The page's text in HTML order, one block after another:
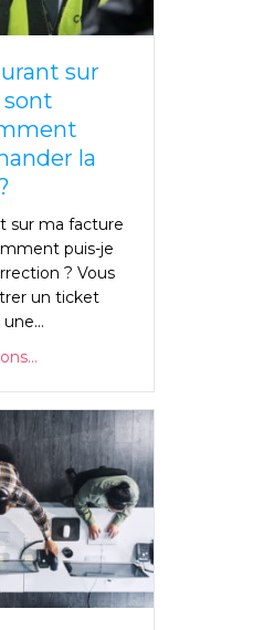
sur
la
sur ma facture
puis-je
? Vous
un ticket